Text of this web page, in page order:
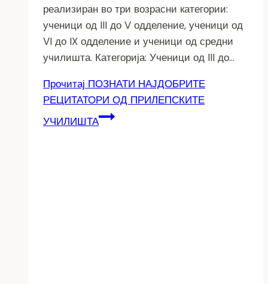
реализиран во три возрасни категории:
ученици од III до V одделение, ученици од
VI до IX одделение и ученици од средни
училишта. Категорија: Ученици од III до…
Прочитај ПОЗНАТИ НАЈДОБРИТЕ
РЕЦИТАТОРИ ОД ПРИЛЕПСКИТЕ
УЧИЛИШТА